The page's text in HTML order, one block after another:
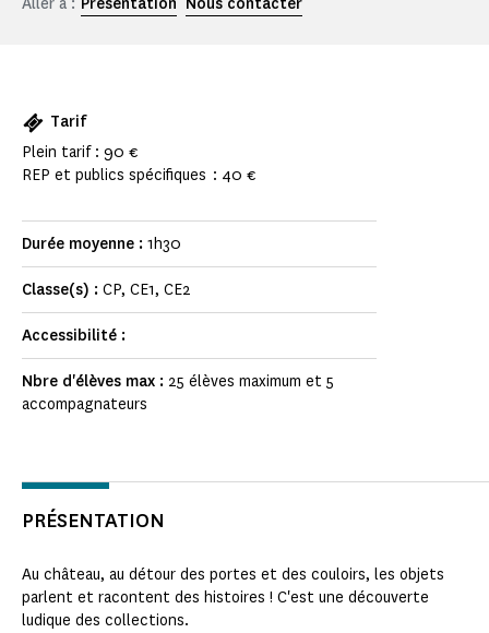
Tarif
Plein tarif : 90 €
REP et publics spécifiques : 40 €
Durée moyenne : 1h30
Classe(s) : CP, CE1, CE2
Accessibilité :
Nbre d'élèves max : 25 élèves maximum et 5
accompagnateurs
PRÉSENTATION
Au château, au détour des portes et des couloirs, les objets
parlent et racontent des histoires ! C'est une découverte
ludique des collections.